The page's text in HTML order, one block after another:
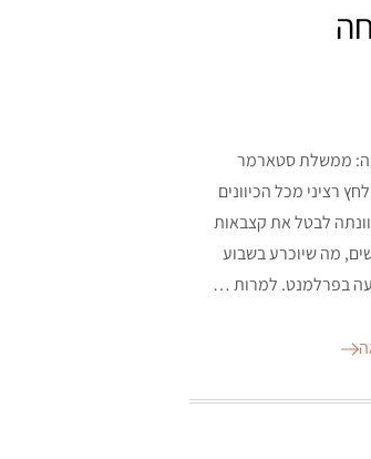
ממשלת סטארמר
רציני מכל הכיוונים
לבטל את קצבאות
מה שיוכרע בשבוע
בפרלמנט. למרות …